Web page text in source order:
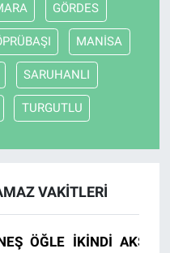
GÖRDES
MANİSA
SARUHANLI
TURGUTLU
VAKITLERI
ÖĞLE İKINDI AKŞAM